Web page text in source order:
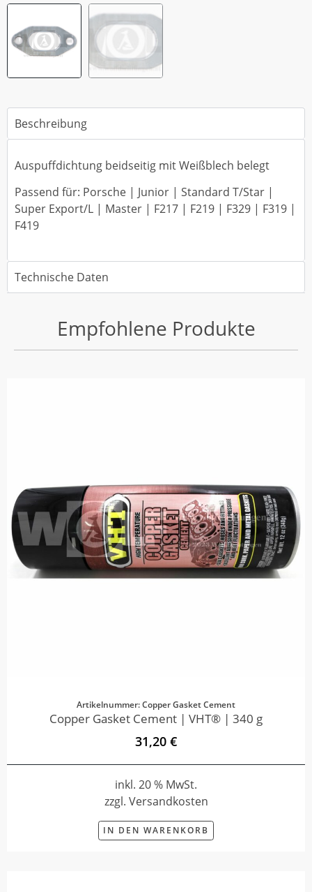
Beschreibung
Auspuffdichtung beidseitig mit Weißblech belegt
Passend für: Porsche | Junior | Standard T/Star |
Super Export/L | Master | F217 | F219 | F329 | F319 |
F419
Technische Daten
Empfohlene Produkte
Artikelnummer: Copper Gasket Cement
Copper Gasket Cement | VHT® | 340 g
31,20 €
inkl. 20 % MwSt.
zzgl. Versandkosten
IN DEN WARENKORB